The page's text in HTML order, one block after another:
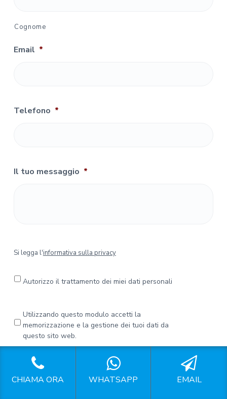
Cognome
Email *
Telefono *
Il tuo messaggio *
S
e
l
r
Si legga l'informativa sulla privacy
Autorizzo il trattamento dei miei dati personali
r
*
Utilizzando questo modulo accetti la
memorizzazione e la gestione dei tuoi dati da
questo sito web.
CAPTCHA
CHIAMA ORA
WHATSAPP EMAIL